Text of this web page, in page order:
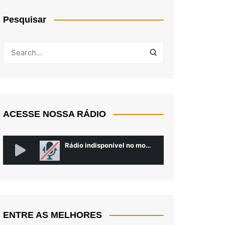
Pesquisar
ACESSE NOSSA RÁDIO
ENTRE AS MELHORES